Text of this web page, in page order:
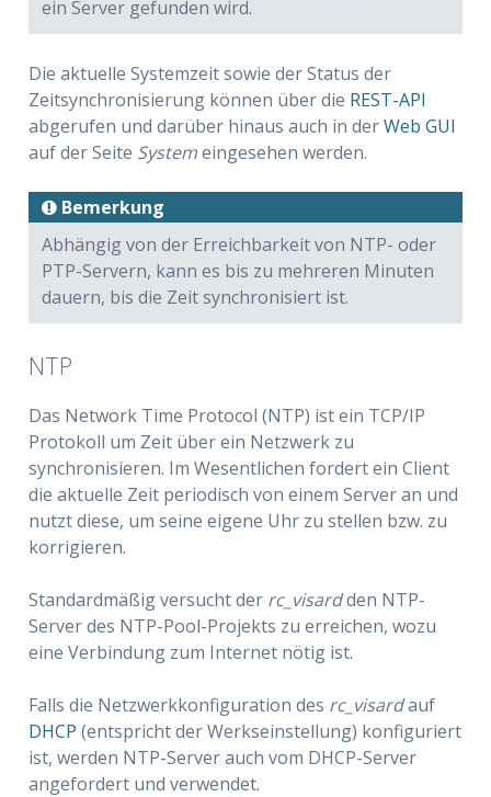
ein Server gefunden wird.
Die aktuelle Systemzeit sowie der Status der
Zeitsynchronisierung können über die REST-API
abgerufen und darüber hinaus auch in derWeb GUI
auf der Seite Systemeingesehen werden.
Bemerkung
Abhängig von der Erreichbarkeit von NTP- oder
PTP-Servern, kann es bis zu mehreren Minuten
dauern, bis die Zeit synchronisiert ist.
NTP
Das Network Time Protocol (NTP) ist ein TCP/IP
Protokoll um Zeit über ein Netzwerk zu
synchronisieren. Im Wesentlichen fordert ein Client
die aktuelle Zeit periodisch von einem Server an und
nutzt diese, um seine eigene Uhr zu stellen bzw. zu
korrigieren.
Standardmäßig versucht der rc_visardden NTP-
Server des NTP-Pool-Projekts zu erreichen, wozu
eine Verbindung zum Internet nötig ist.
Falls die Netzwerkkonfiguration des rc_visardauf
DHCP (entspricht der Werkseinstellung) konfiguriert
ist, werden NTP-Server auch vom DHCP-Server
angefordert und verwendet.